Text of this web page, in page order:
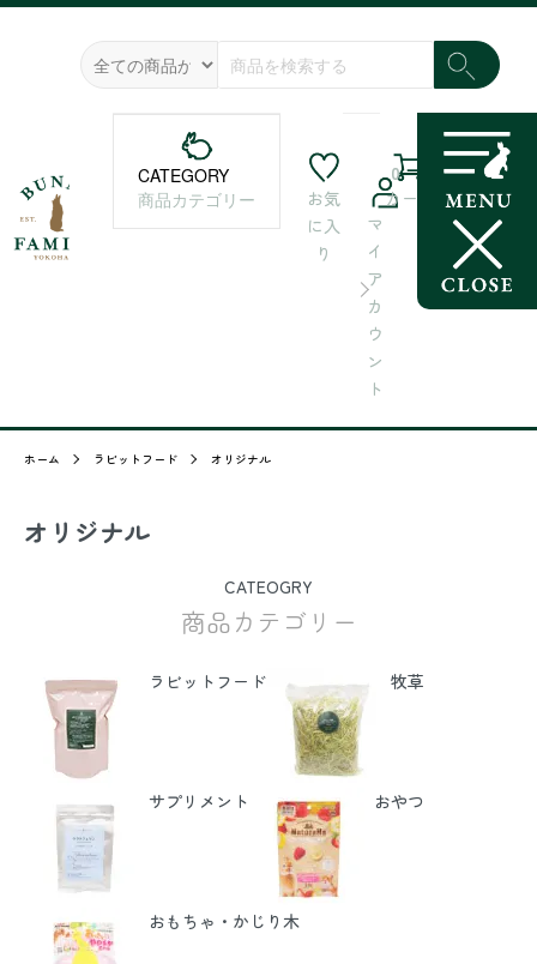
CATEGORY
商品カテゴリー
お気
に入
り
マ
イ
ア
カ
ウ
ン
ト
カート
0
ホーム ラビットフード オリジナル
オリジナル
CATEOGRY
商品カテゴリー
ラビットフード 牧草
サプリメント おやつ
おもちゃ・かじり木